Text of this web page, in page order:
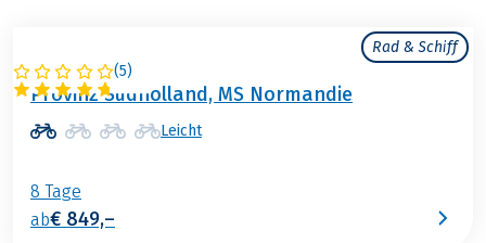
Rad & Schiff
(5)
NIEDERLANDE
Provinz Südholland, MS Normandie
Leicht
8 Tage
ab€ 849,–